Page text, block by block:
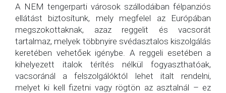
A NEM tengerparti városok szállodáiban félpanziós
ellátást biztosítunk, mely megfelel az Európában
megszokottaknak, azaz reggelit és vacsorát
tartalmaz, melyek többnyire svédasztalos kiszolgálás
keretében vehetőek igénybe. A reggeli esetében a
kihelyezett italok térítés nélkül fogyaszthatóak,
vacsoránál a felszolgálóktól lehet italt rendelni,
melyet ki kell fizetni vagy rögtön az asztalnál – ez